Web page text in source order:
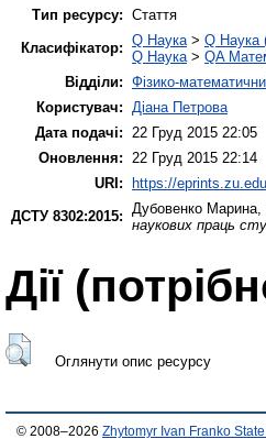
Тип ресурсу: Стаття
Класифікатор: Q Наука> Q Наука
Q Наука> QA
Відділи: Фізико-
Користувач: Діана Петрова
Дата подачі: 22 Груд 2015 22:05
Оновлення: 22 Груд 2015 22:14
URI:
https://
ДСТУ 8302:2015: Дубовенко Марина,
наукових праць
Дії
Оглянути опис ресурсу
© 2008–2026 Zhytomyr Ivan Franko